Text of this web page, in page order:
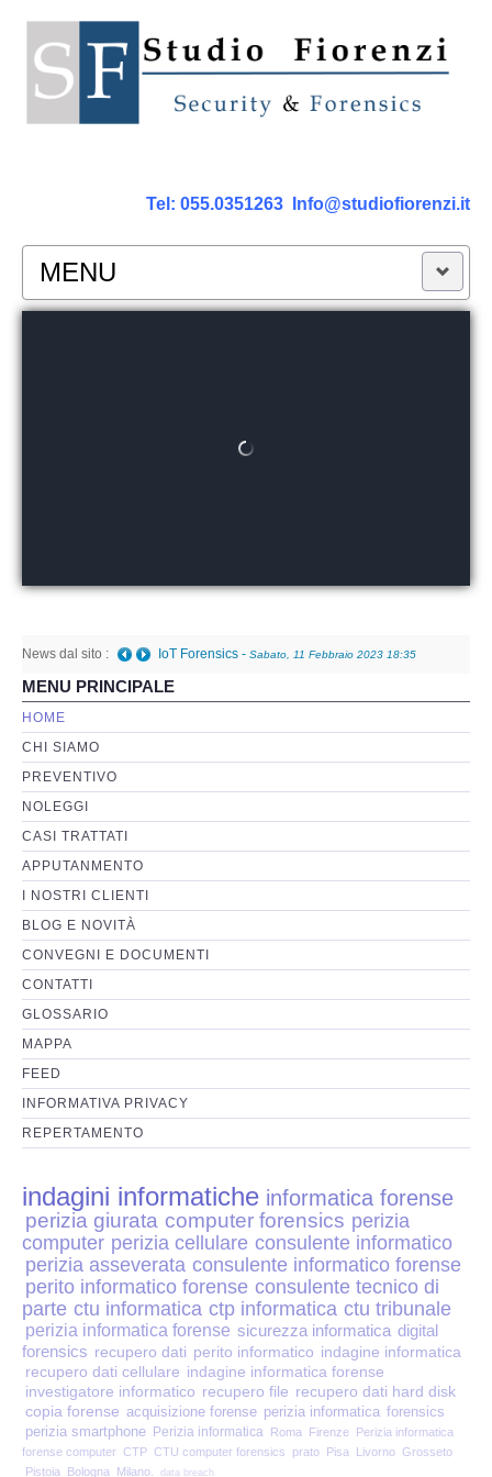
Tel: 055.0351263 Info@studiofiorenzi.it
MENU
Perizia Smartphone Tablet,Cell.
Perzia su Software/Programmi
Perizia Fonica e Trascrizioni
Perizia su Social Network
Perizia Web Reputation
Perizia Host e Mainframe
Perizia Contratti ICT
Perizia Disp. Elettronici
Perizia Stalking
Perizia Cyber Bullismo
Incarichi CTU e CTP
Perizia Centralini PBX e VOIP
Perizia Estimo
Perizia Documento informatico
Perizia Cloud
Perizia E-mail
News dal sito : Telefono danneggiato posso recuperare i dati anche
a fini giudiziari?
MENU PRINCIPALE
HOME
CHI SIAMO
PREVENTIVO
NOLEGGI
CASI TRATTATI
APPUTANMENTO
I NOSTRI CLIENTI
BLOG E NOVITÀ
CONVEGNI E DOCUMENTI
CONTATTI
GLOSSARIO
MAPPA
FEED
INFORMATIVA PRIVACY
REPERTAMENTO
indagini informatiche informatica forense
perizia giurata computer forensics perizia
computer perizia cellulare consulente informatico
perizia asseverata consulente informatico forense
perito informatico forense consulente tecnico di
parte ctu informatica ctp informatica ctu tribunale
perizia informatica forense sicurezza informatica digital
forensics recupero dati perito informatico indagine informatica
recupero dati cellulare indagine informatica forense
investigatore informatico recupero file recupero dati hard disk
copia forense acquisizione forense perizia informatica forensics
perizia smartphone Perizia informatica Roma Firenze Perizia informatica
forense computer CTP CTU computer forensics prato Pisa Livorno Grosseto
Pistoia
Bologna Milano. data breach